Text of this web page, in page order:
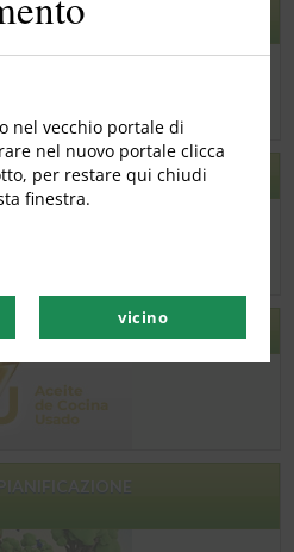
nel vecchio portale di
nel nuovo portale clicca
per restare qui chiudi
finestra.
vicino